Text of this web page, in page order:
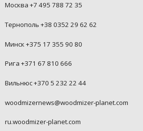
Москва +7 495 788 72 35
Тернополь +38 0352 29 62 62
Минск +375 17 355 90 80
Рига +371 67 810 666
Вильнюс +370 5 232 22 44
woodmizernews@woodmizer-planet.com
ru.woodmizer-planet.com